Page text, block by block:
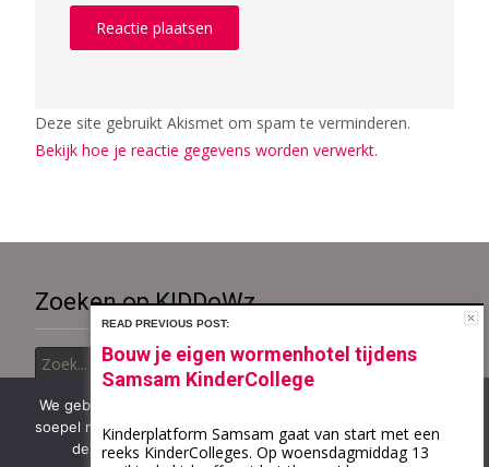
Deze site gebruikt Akismet om spam te verminderen.
Bekijk hoe je reactie gegevens worden verwerkt.
Zoeken op KIDDoWz..
Zoek
naar:
Copyright © KiDDoWz: voor kinderen en hun (groot)ouders
We gebruiken cookies om ervoor te zorgen dat onze site zo
soepel mogelijk draait. Als je doorgaat met het gebruiken van
deze site, gaan we ervan uit dat je ermee instemt.
READ PREVIOUS POST:
Bouw je eigen wormenhotel tijdens
Samsam KinderCollege
Kinderplatform Samsam gaat van start met een
reeks KinderColleges. Op woensdagmiddag 13